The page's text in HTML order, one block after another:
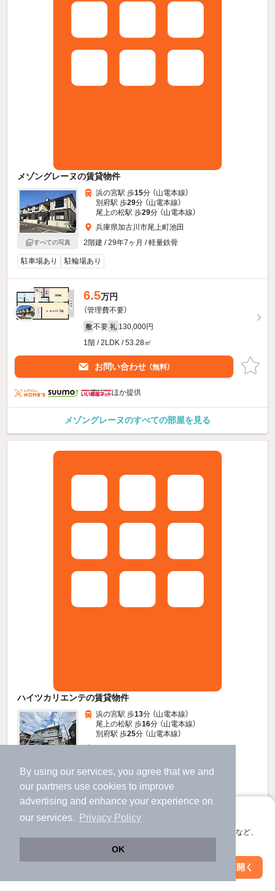
By using our services, you agree that we and
our partners use cookies to improve
advertising and enhance your experience on
our services.
Privacy Policy
OK
アプリに切り替えて、サクサクお部屋探し
会員登録なしですぐ使える。マップ検索やお気に入り保存など、
アプリを開く
メゾングレーヌの賃貸物件
すべての写真
浜の宮駅 歩15分 （山電本線）
別府駅 歩29分 （山電本線）
尾上の松駅 歩29分 （山電本線）
兵庫県加古川市尾上町池田
2階建 / 29年7ヶ月 / 軽量鉄骨
駐車場あり 駐輪場あり
6.5万円
（管理費不要）
敷 不要 礼 130,000円
1階 / 2LDK / 53.28㎡
お問い合わせ （無料）
ほか提供
メゾングレーヌのすべての部屋を見る
ハイツカリエンテの賃貸物件
浜の宮駅 歩13分 （山電本線）
尾上の松駅 歩16分 （山電本線）
別府駅 歩25分 （山電本線）
駐車場あり 駐輪場あり
4.2万円
礼 50,000円
2階 / 1K / 33.12㎡
絞り込み条件を変更